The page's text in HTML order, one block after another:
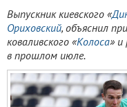
Выпускник киевского «
Ориховский, объяснил
коваливского «Колоса» и
в прошлом июле.